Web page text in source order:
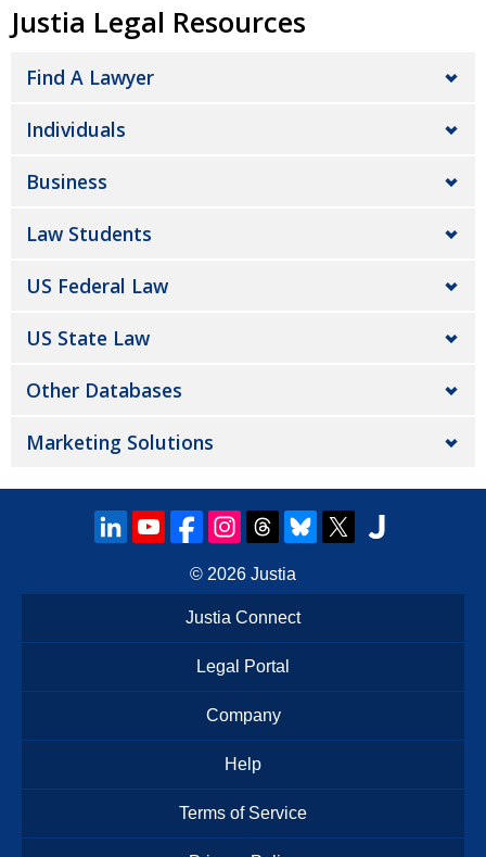
Justia Legal Resources
Find A Lawyer
Individuals
Business
Law Students
US Federal Law
US State Law
Other Databases
Marketing Solutions
© 2026 Justia
Justia Connect
Legal Portal
Company
Help
Terms of Service